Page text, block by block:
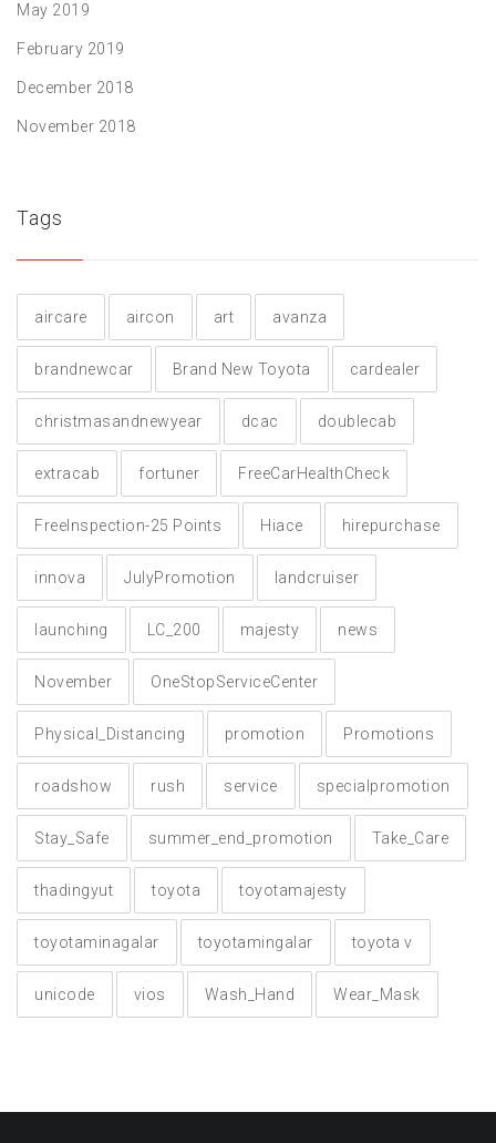
May 2019
February 2019
December 2018
November 2018
Tags
aircare aircon art avanza
brandnewcar Brand New Toyota cardealer
christmasandnewyear dcac doublecab
extracab fortuner FreeCarHealthCheck
FreeInspection-25 Points Hiace hirepurchase
innova JulyPromotion landcruiser
launching LC_200 majesty news
November OneStopServiceCenter
Physical_Distancing promotion Promotions
roadshow rush service specialpromotion
Stay_Safe summer_end_promotion Take_Care
thadingyut toyota toyotamajesty
toyotaminagalar toyotamingalar toyota v
unicode vios Wash_Hand Wear_Mask